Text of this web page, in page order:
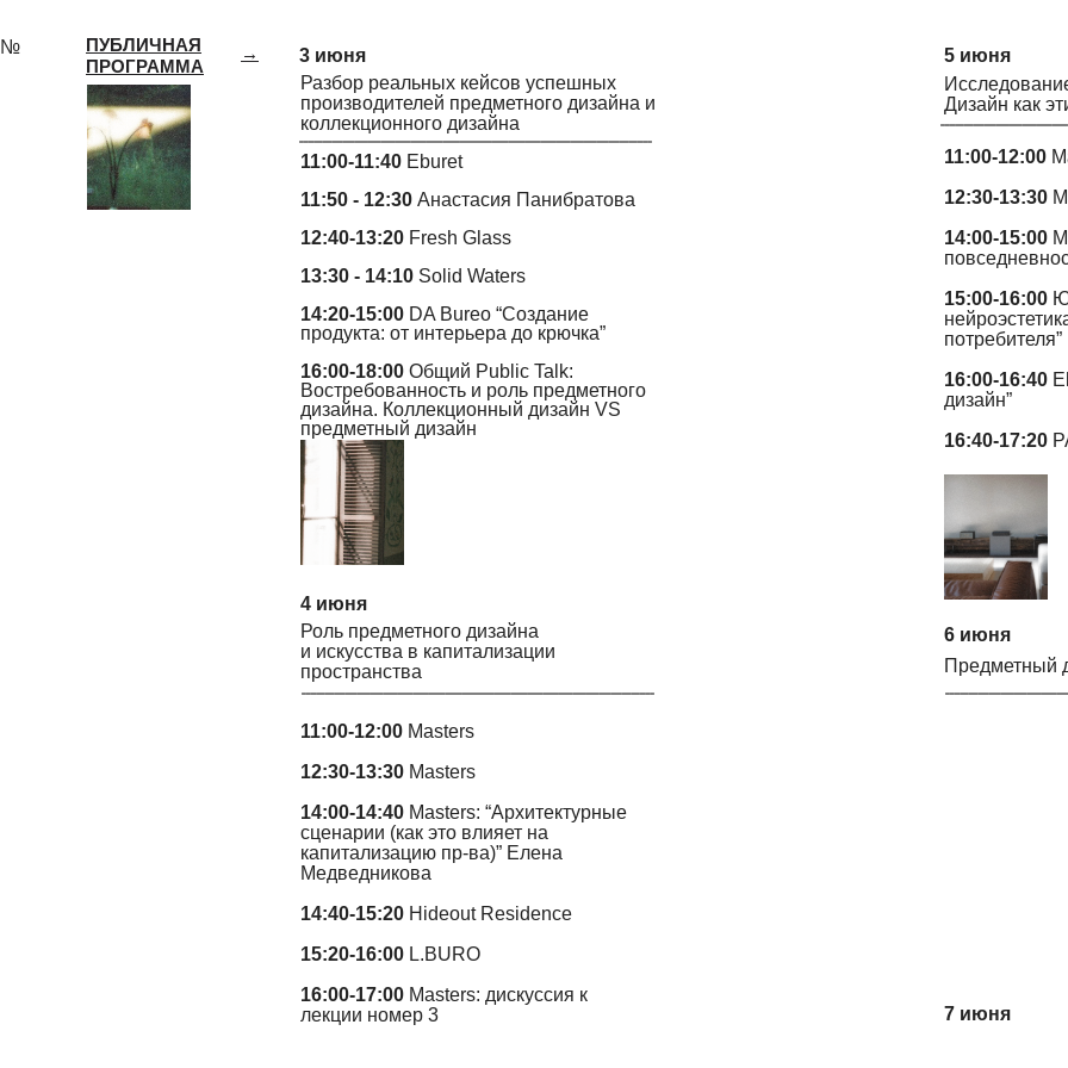
№
ПУБЛИЧНАЯ
ПРОГРАММА
→
Разбор реальных кейсов успешных
производителей предметного дизайна и
коллекционного дизайна
11:00-11:40 Eburet
11:50 - 12:30 Анастасия Панибратова
12:40-13:20 Fresh Glass
13:30 - 14:10 Solid Waters
14:20-15:00 DA Bureo “Создание
продукта: от интерьера до крючка”
16:00-18:00 Общий Public Talk:
Востребованность и роль предметного
дизайна. Коллекционный дизайн VS
предметный дизайн
11:00-12:00 Masters
12:30-13:30 Masters
14:00-14:40 Masters: “Архитектурные
сценарии (как это влияет на
капитализацию пр-ва)” Елена
Медведникова
14:40-15:20 Hideout Residence
15:20-16:00 L.BURO
16:00-17:00 Masters: дискуссия к
лекции номер 3
11:00-12:00
12:30-13:30
14:00-15:00
15:00-16:00
потребителя”
16:00-16:40
дизайн”
16:40-17:20
Роль предметного дизайна
и искусства в капитализации
пространства
3 июня
4 июня
Дизайн как
5 июня
7 июня
Предметный
6 июня